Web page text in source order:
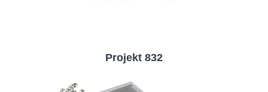
Projekt 832